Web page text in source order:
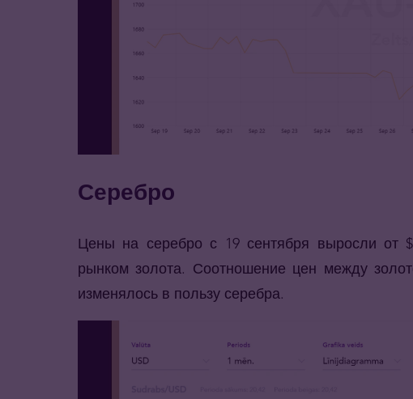
Серебро
Цены на серебро с 19 сентября выросли от
рынком золота. Соотношение цен между
изменялось в пользу серебра.